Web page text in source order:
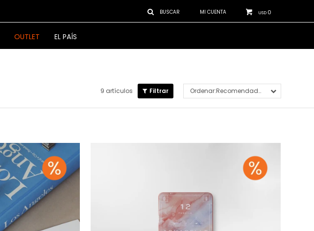
OUTLET EL PAÍS
USD 0
9 artículos Recomendados